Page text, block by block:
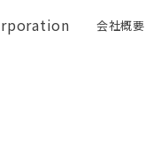
会社概要